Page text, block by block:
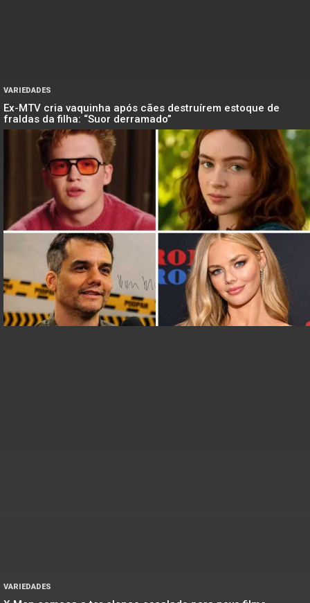
VARIEDADES
Ex-MTV cria vaquinha após cães destruírem estoque de
fraldas da filha: “Suor derramado”
VARIEDADES